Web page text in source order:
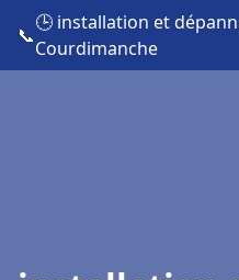
📞
🕒 installation et
Courdimanche